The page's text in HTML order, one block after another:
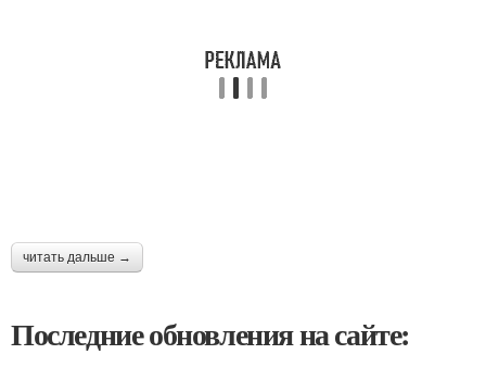
читать дальше →
Последние обновления на сайте: